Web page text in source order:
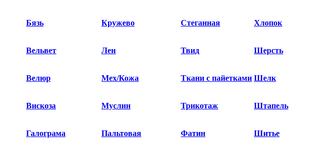
Бязь Кружево Стеганная Хлопок
Вельвет Лен Твид Шерсть
Велюр Мех/Кожа Ткани с пайетками Шелк
Вискоза Муслин Трикотаж Штапель
Галограма Пальтовая Фатин Шитье